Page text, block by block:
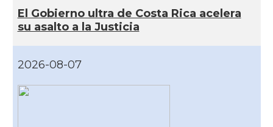
El Gobierno ultra de Costa Rica acelera
su asalto a la Justicia
2026-08-07